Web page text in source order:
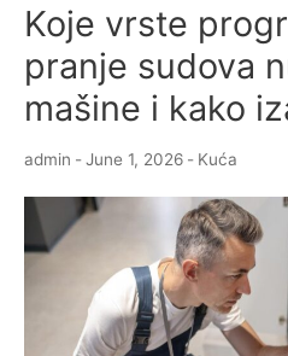
Koje vrste
pranje sudova
mašine i kako
admin -June 1, 2026 - Kuća